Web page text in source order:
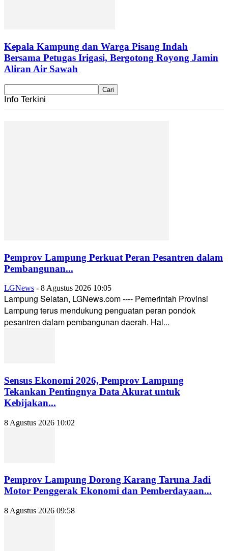
Kepala Kampung dan Warga Pisang Indah
Bersama Petugas Irigasi, Bergotong Royong Jamin
Aliran Air Sawah
Info Terkini
Pemprov Lampung Perkuat Peran Pesantren dalam
Pembangunan...
LGNews - 8 Agustus 2026 10:05
Lampung Selatan, LGNews.com ---- Pemerintah Provinsi
Lampung terus mendukung penguatan peran pondok
pesantren dalam pembangunan daerah. Hal...
Sensus Ekonomi 2026, Pemprov Lampung
Tekankan Pentingnya Data Akurat untuk
Kebijakan...
8 Agustus 2026 10:02
Pemprov Lampung Dorong Karang Taruna Jadi
Motor Penggerak Ekonomi dan Pemberdayaan...
8 Agustus 2026 09:58